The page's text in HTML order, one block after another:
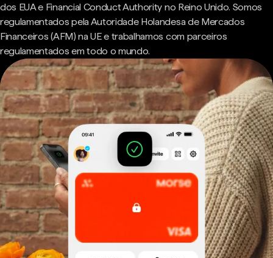
dos EUA e Financial Conduct Authority no Reino Unido. Somos
regulamentados pela Autoridade Holandesa de Mercados
Financeiros (AFM) na UE e trabalhamos com parceiros
regulamentados em todo o mundo.